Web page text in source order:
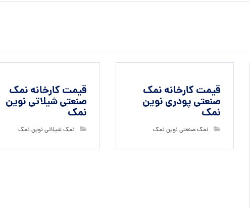
قیمت کارخانه نمک
صنعتی پودری نوین
نمک
نمک صنعتی نوین نمک
قیمت کارخانه نمک
صنعتی شیلاتی نوین
نمک
نمک شیلاتی نوین نمک